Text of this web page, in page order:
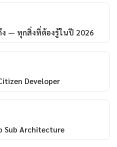
— ทุกสิ่งที่ต้องรู้ในปี 2026
Developer
Sub Architecture